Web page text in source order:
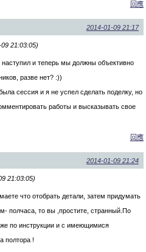
回應
2014-01-09 21:17
21:03:05)
и теперь мы должны объективно
разве нет? :))
сессия и я не успел сделать поделку, но
работы и высказывать свое
回應
2014-01-09 21:24
21:03:05)
что отобрать детали, затем придумать
полчаса, то вы ,простите, странный.По
по инструкции и с имеющимися
полтора !